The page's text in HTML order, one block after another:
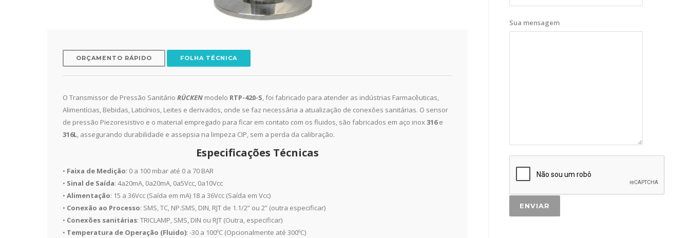
ORÇAMENTO RÁPIDO FOLHA TÉCNICA
O Transmissor de Pressão Sanitário RÜCKEN modelo RTP-420-S, foi fabricado para atender as indústrias Farmacêuticas,
Alimentícias, Bebidas, Laticínios, Leites e derivados, onde se faz necessária a atualização de conexões sanitárias. O sensor
de pressão Piezoresistivo e o material empregado para ficar em contato com os fluidos, são fabricados em aço inox316e
316L, assegurando durabilidade e assepsia na limpeza CIP, sem a perda da calibração.
Especificações Técnicas
• Faixa de Medição: 0 a 100 mbar até 0 a 70 BAR
• Sinal de Saída: 4a20mA, 0a20mA, 0a5Vcc, 0a10Vcc
• Alimentação: 15 a 36Vcc (Saída em mA) 18 a 36Vcc (Saída em Vcc)
• Conexão ao Processo: SMS, TC, NP.SMS, DIN, RJT de 1.1/2” ou 2” (outra especificar)
• Conexões sanitárias: TRICLAMP, SMS, DIN ou RJT (Outra, especificar)
• Temperatura de Operação (Fluido): -30 a 100ºC (Opcionalmente até 300ºC)
Sua mensagem